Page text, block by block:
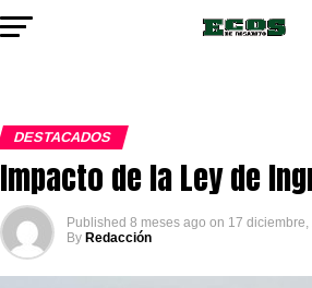
DESTACADOS
Impacto de la Ley de
Published 8 meses ago on 17 diciembre,
By Redacción